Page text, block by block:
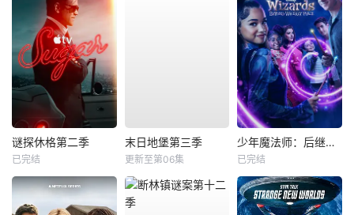
谜探休格第二季
已完结
末日地堡第三季
更新至第06集
少年魔法师：后继者第三季
已完结